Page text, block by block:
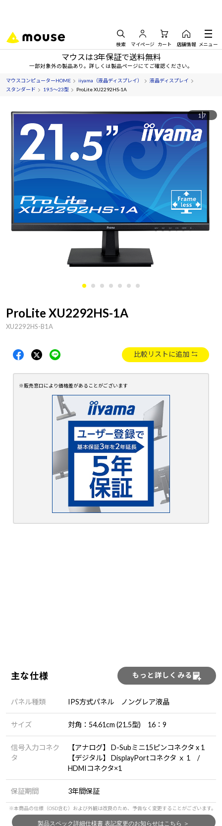
検索 マイページ カート 店舗情報 メニュー
マウスは3年保証で送料無料
一部対象外の製品あり。詳しくは製品ページにてご確認ください。
マウスコンピューターHOME iiyama（液晶ディスプレイ）
液晶ディスプレイ
スタンダード
19.5～23型 ProLite XU2292HS-1A
17
ProLite XU2292HS-1A
XU2292HS-B1A
比較リストに追加
主な仕様 もっと詳しくみる
パネル種類 IPS方式パネル ノングレア液晶
サイズ 対角：54.61cm (21.5型) 16：9
信号入力コネク
タ
【アナログ】 D-Subミニ15ピンコネクタ x 1
【デジタル】 DisplayPortコネクタ ｘ 1 /
HDMIコネクタ×1
保証期間 3年間保証